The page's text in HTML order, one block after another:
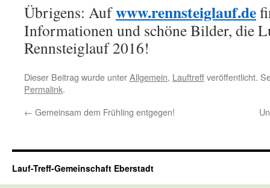
Übrigens: Aufwww.rennsteiglauf.de
Informationen und schöne Bilder, die
Rennsteiglauf 2016!
Dieser Beitrag wurde unterAllgemein, Lauftreffveröffentlicht.
Permalink.
← Gemeinsam dem Frühling entgegen!
Lauf-Treff-Gemeinschaft Eberstadt